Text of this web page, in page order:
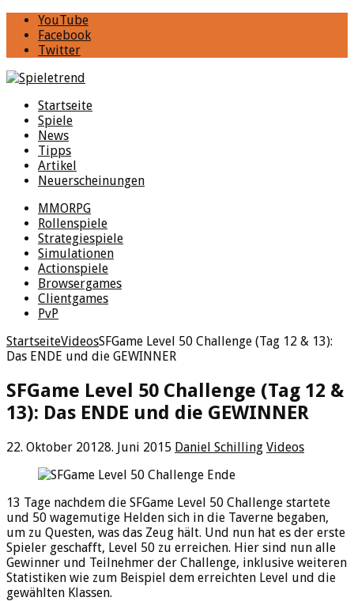
YouTube
Facebook
Twitter
Startseite
Spiele
News
Tipps
Artikel
Neuerscheinungen
MMORPG
Rollenspiele
Strategiespiele
Simulationen
Actionspiele
Browsergames
Clientgames
PvP
StartseiteVideosSFGame Level 50 Challenge (Tag 12 & 13):
Das ENDE und die GEWINNER
SFGame Level 50 Challenge (Tag 12 &
13): Das ENDE und die GEWINNER
22. Oktober 20128. Juni 2015 Daniel Schilling Videos
13 Tage nachdem die SFGame Level 50 Challenge startete
und 50 wagemutige Helden sich in die Taverne begaben,
um zu Questen, was das Zeug hält. Und nun hat es der erste
Spieler geschafft, Level 50 zu erreichen. Hier sind nun alle
Gewinner und Teilnehmer der Challenge, inklusive weiteren
Statistiken wie zum Beispiel dem erreichten Level und die
gewählten Klassen.